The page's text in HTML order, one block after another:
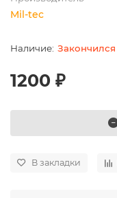
Mil-tec
Закончился
1200 ₽
В закладки